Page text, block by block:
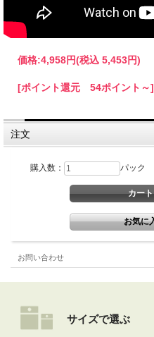
価格:4,958円(税込 5,453円)
[ポイント還元 54ポイント～]
注文
購入数： パック
お問い合わせ
サイズで選ぶ